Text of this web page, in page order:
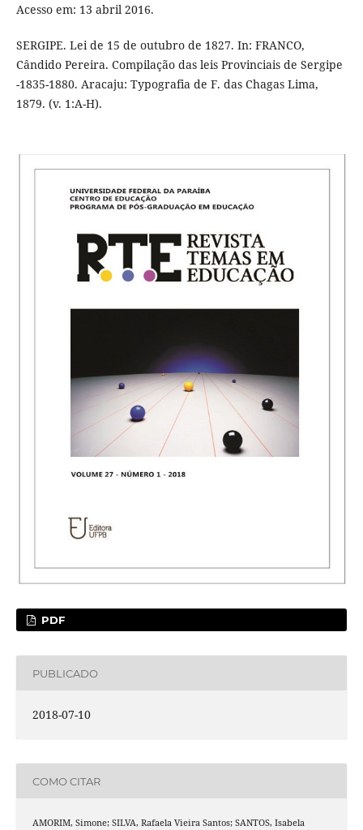
Acesso em: 13 abril 2016.
SERGIPE. Lei de 15 de outubro de 1827. In: FRANCO,
Cândido Pereira. Compilação das leis Provinciais de Sergipe
-1835-1880. Aracaju: Typografia de F. das Chagas Lima,
1879. (v. 1:A-H).
PDF
PUBLICADO
2018-07-10
COMO CITAR
AMORIM, Simone; SILVA, Rafaela Vieira Santos; SANTOS, Isabela